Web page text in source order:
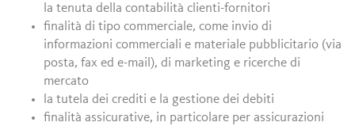
la tenuta della contabilità clienti-fornitori
finalità di tipo commerciale, come invio di
informazioni commerciali e materiale pubblicitario (via
posta, fax ed e-mail), di marketing e ricerche di
mercato
la tutela dei crediti e la gestione dei debiti
finalità assicurative, in particolare per assicurazioni